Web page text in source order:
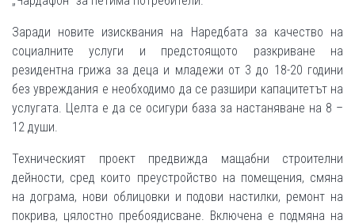
Заради новите изисквания на Наредбата за качество на
социалните услуги и предстоящото разкриване на
резидентна грижа за деца и младежи от 3 до 18-20 години
без увреждания е необходимо да се разшири капацитетът на
услугата. Целта е да се осигури база за настаняване на 8 –
12 души.
Техническият проект предвижда мащабни строителни
дейности, сред които преустройство на помещения, смяна
на дограма, нови облицовки и подови настилки, ремонт на
покрива, цялостно пребоядисване. Включена е подмяна на